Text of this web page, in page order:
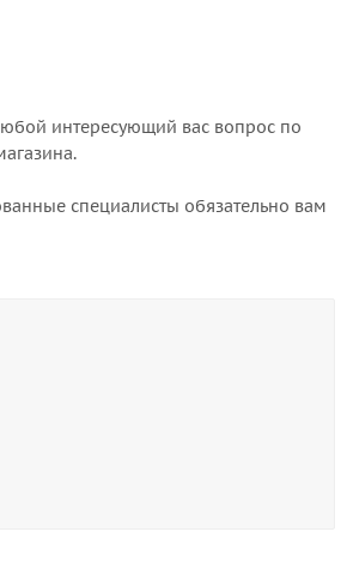
интересующий вас вопрос по
специалисты обязательно вам